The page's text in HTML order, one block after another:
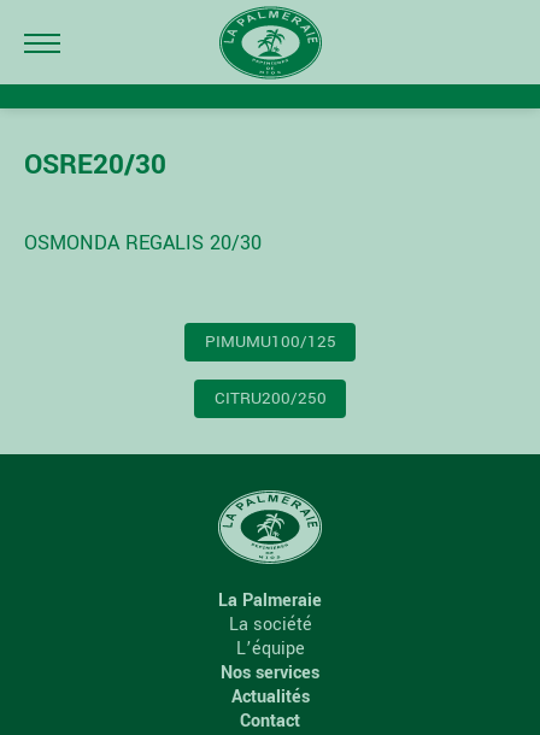
OSRE20/30
OSMONDA REGALIS 20/30
PIMUMU100/125
CITRU200/250
La Palmeraie
La société
L’équipe
Nos services
Actualités
Contact